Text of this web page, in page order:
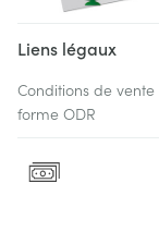
Liens légaux
Conditions de vente
forme ODR